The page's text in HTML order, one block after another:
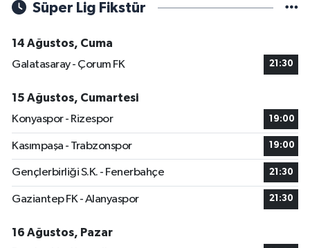
Süper Lig Fikstür
14 Ağustos, Cuma
Galatasaray - Çorum FK
21:30
15 Ağustos, Cumartesi
Konyaspor - Rizespor
19:00
Kasımpaşa - Trabzonspor 19:00
Gençlerbirliği S.K. - Fenerbahçe 21:30
Gaziantep FK - Alanyaspor 21:30
16 Ağustos, Pazar